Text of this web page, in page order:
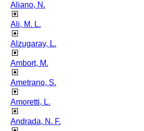
Aliano, N.
Ali, M. L.
Alzugaray, L.
Ambort, M.
Ametrano, S.
Amoretti, L.
Andrada, N. F.